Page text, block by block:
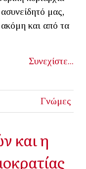
μας,
και από τα
Συνεχίστε...
Γνώμες
και η